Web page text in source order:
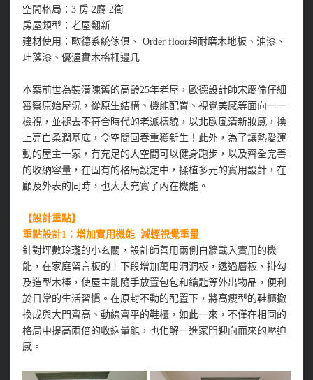
空間格局：3 房 2廳 2衛
房屋類型：老屋翻新
建材使用：歐德系統傢俱、 Order floor超耐磨木地板、油漆、
珪藻漆、優渥實木格柵邊几
本案前世為裝潢陳舊的高齡25年老屋，歐德設計師宋慶倫仔細
審察原始屋況，從原生結構、機能配置、視覺美感等面向一一
檢視，並褪去不符合時代的老派樣貌，以北歐風清新妝感，換
上亮白柔潤基底，令空間回春重獲新生！此外，為了讓熱愛運
動的屋主一家，有充足的大空間可以健身跑步，以及齊全完善
的收納容量，在固有的格局設定中，揉植多元的實用設計，在
顧及外表的同時，也大大充實了內在機能。
【設計重點】
重點設計1：增加實用機能 減輕視覺重量
針對坪數玲瓏的小玄關，設計師善用兩側白牆載入實用的機
能，在家庭留言板的上下段增加萬用洞洞板，透過層板、掛勾
及造型木棒，使屋主能隨手放置包包和鑰匙等外出物品，便利
於日常的生活習慣。在原封不動的配置下，將高瘦型的鞋櫃撤
換成與大門齊高、動線齊平的鞋櫃，如此一來，不僅在相同的
格局中提高兩倍的收納量能，也化解一進家門迎向而來的壓迫
感。